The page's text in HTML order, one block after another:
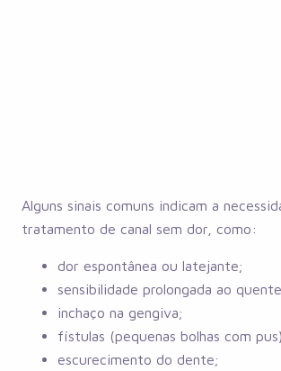
Alguns sinais comuns indicam a
tratamento de canal sem dor, como:
dor espontânea ou latejante;
sensibilidade prolongada ao
inchaço na gengiva;
fístulas (pequenas bolhas com
escurecimento do dente;